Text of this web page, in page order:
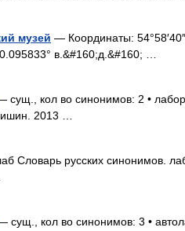
музей — Координаты:
в.&#160;д.&#160; …
сущ., кол во синонимов: 2 •
2013 …
Словарь русских синонимов.
сущ., кол во синонимов: 3 •